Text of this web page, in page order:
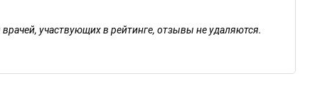
участвующих в рейтинге, отзывы не удаляются.